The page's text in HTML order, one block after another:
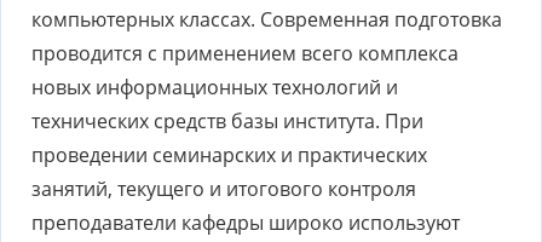
компьютерных классах. Современная подготовка
проводится с применением всего комплекса
новых информационных технологий и
технических средств базы института. При
проведении семинарских и практических
занятий, текущего и итогового контроля
преподаватели кафедры широко используют